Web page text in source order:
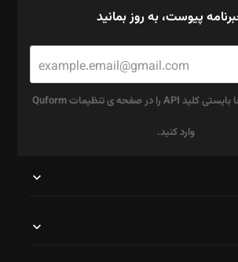
پیوست، به روز بمانید
برای استفاده از ریکپچا بایستی کلید API را در صفحه ی تنظیمات Quform
وارد کنید.